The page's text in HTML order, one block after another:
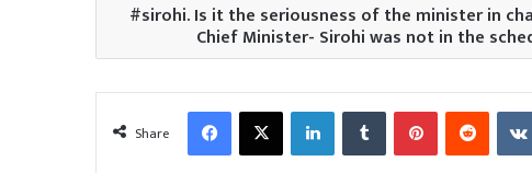
sirohi. Is it the seriousness of the minister in
Chief Minister- Sirohi was not in the
Share
FacebookX LinkedInTumblr PinterestReddit